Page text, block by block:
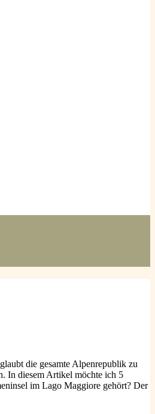
die gesamte Alpenrepublik zu
In diesem Artikel möchte ich 5
im Lago Maggiore gehört? Der